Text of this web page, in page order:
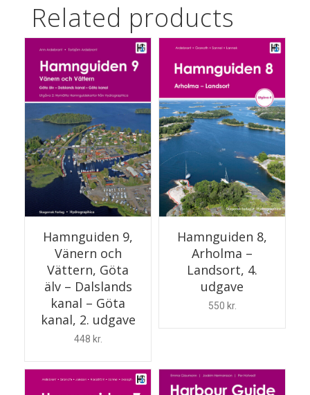
Related products
Hamnguiden 9,
Vänern och
Vättern, Göta
älv – Dalslands
kanal – Göta
kanal, 2. udgave
448 kr.
TIL KURV
Hamnguiden 8,
Arholma –
Landsort, 4.
udgave
550 kr.